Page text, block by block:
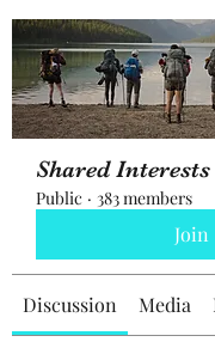
Shared
Public · 383 members
Join
Discussion Media